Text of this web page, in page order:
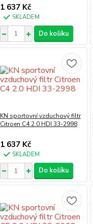
1 637 Kč
SKLADEM
Do košíku
KN sportovní vzduchový filtr
Citroen C4 2.0 HDI 33-2998
1 637 Kč
SKLADEM
Do košíku